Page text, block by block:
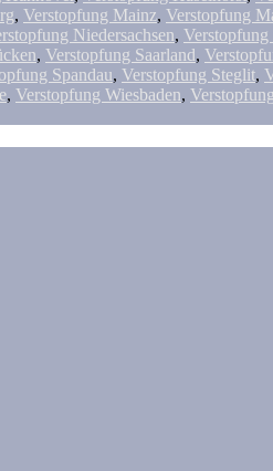
, Verstopfung Mainz, Verstopfung
Niedersachsen,
, Verstopfung Saarland,
Spandau, Verstopfung Steglit,
, Verstopfung Wiesbaden,